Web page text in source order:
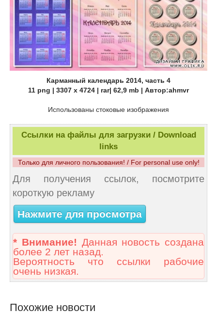
Карманный календарь 2014, часть 4
11 png | 3307 х 4724 | rar| 62,9 mb | Автор:ahmvr
Использованы стоковые изображения
Ссылки на файлы для загрузки / Download
links
Только для личного пользования! / For personal use only!
Для получения ссылок, посмотрите
короткую рекламу
Нажмите для просмотра
* Внимание! Данная новость создана
более 2 лет назад.
Вероятность что ссылки рабочие
очень низкая.
Похожие новости